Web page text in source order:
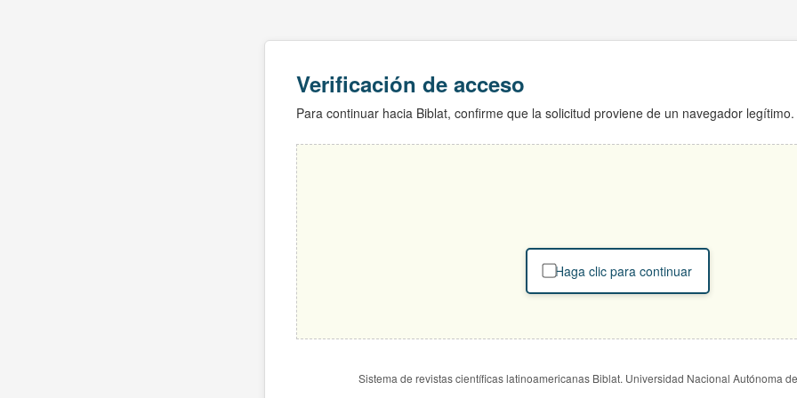
Verificación de acceso
Para continuar hacia Biblat, confirme que la solicitud proviene de un navegador legítimo.
Haga clic para continuar
Sistema de revistas científicas latinoamericanas Biblat. Universidad Nacional Autónoma